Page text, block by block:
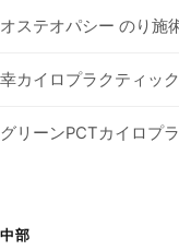
オステオパシー のり施
幸カイロプラクティック
グリーンPCTカイロプ
中部